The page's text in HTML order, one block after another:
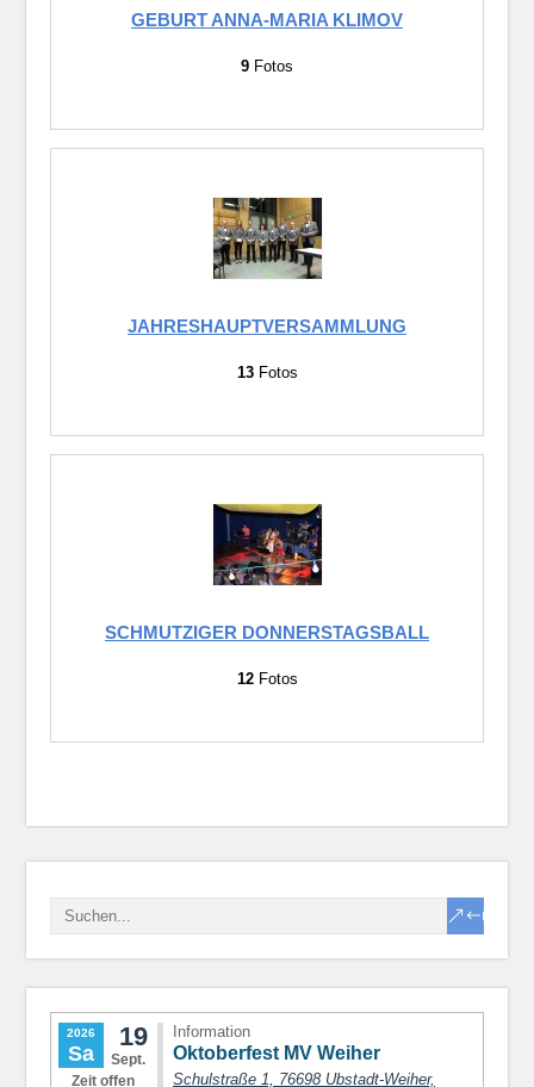
GEBURT ANNA-MARIA KLIMOV
9 Fotos
JAHRESHAUPTVERSAMMLUNG
13Fotos
SCHMUTZIGER DONNERSTAGSBALL
12Fotos